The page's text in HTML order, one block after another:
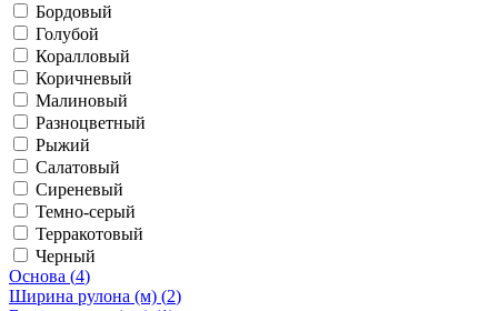
Бордовый
Голубой
Коралловый
Коричневый
Малиновый
Разноцветный
Рыжий
Салатовый
Сиреневый
Темно-серый
Терракотовый
Черный
Основа (4)
Ширина рулона (м) (2)